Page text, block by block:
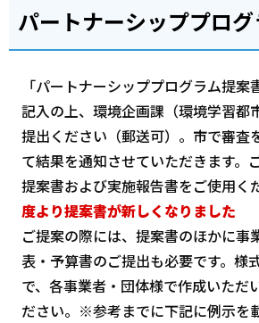
パートナーシッププロ
「パートナーシッププログラム提
記入の上、環境企画課（環境学習都
提出ください（郵送可）。市で審査
て結果を通知させていただきます。
提案書および実施報告書をご使用く
度より提案書が新しくなりました
ご提案の際には、提案書のほかに事
表・予算書のご提出も必要です。様
で、各事業者・団体様で作成いただ
ださい。※参考までに下記に例示を